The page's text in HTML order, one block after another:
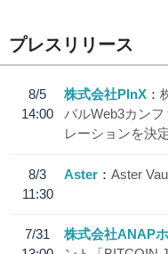
プレスリリース
8/5
14:00
株式会社PlnX
バルWeb3カン
レーションを決
8/3
11:30
Aster Aster
7/31
株式会社ANAP